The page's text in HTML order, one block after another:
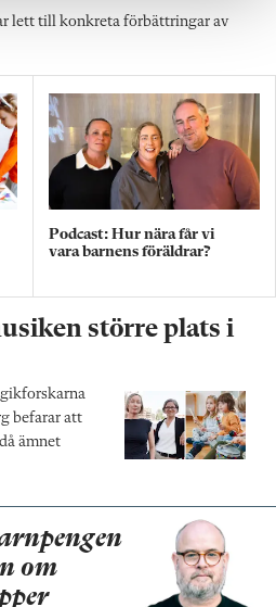
lett till konkreta förbättringar av
Podcast: Hur nära får vi
vara barnens föräldrar?
större plats i
befarar att
ämnet
om